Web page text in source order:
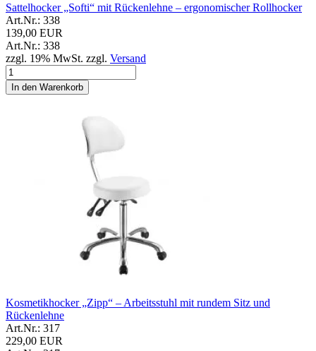
Sattelhocker „Softi“ mit Rückenlehne – ergonomischer Rollhocker
Art.Nr.: 338
139,00 EUR
Art.Nr.: 338
zzgl. 19% MwSt. zzgl. Versand
In den Warenkorb
Kosmetikhocker „Zipp“ – Arbeitsstuhl mit rundem Sitz und
Rückenlehne
Art.Nr.: 317
229,00 EUR